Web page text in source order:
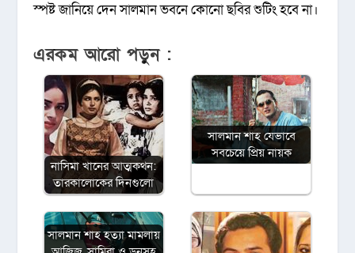
স্পষ্ট জানিয়ে দেন সালমান ভবনে কোনো ছবির শুটিং হবে না।
এরকম আরো পড়ুন :
নাসিমা খানের আত্মকথন:
তারকালোকের দিনগুলো
সালমান শাহ যেভাবে
সবচেয়ে প্রিয় নায়ক
সালমান শাহ হত্যা মামলায়